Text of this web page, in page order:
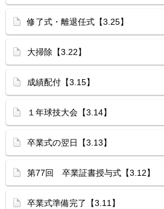
修了式・離退任式【3.25】
大掃除【3.22】
成績配付【3.15】
１年球技大会【3.14】
卒業式の翌日【3.13】
第77回 卒業証書授与式【3.12】
卒業式準備完了【3.11】